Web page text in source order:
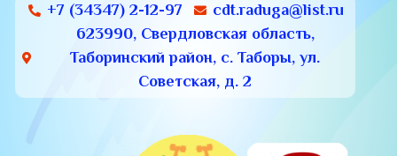
+7 (34347) 2-12-97
cdt.raduga@list.ru
623990, Свердловская область,
Таборинский район, с. Таборы, ул.
Советская, д. 2